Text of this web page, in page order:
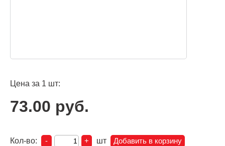
Цена за 1 шт:
73.00 руб.
Кол-во: шт